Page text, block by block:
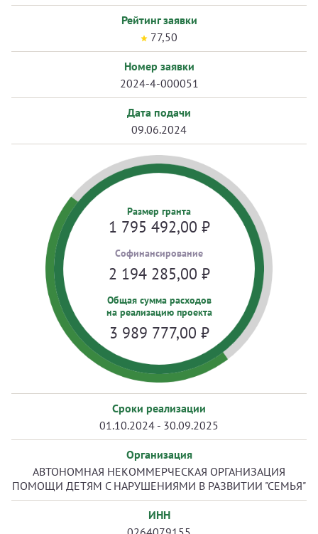
Рейтинг заявки
77,50
Номер заявки
2024-4-000051
Дата подачи
09.06.2024
Размер гранта
1 795 492,00 ₽
Cофинансирование
2 194 285,00 ₽
Общая сумма расходов
на реализацию проекта
3 989 777,00 ₽
Сроки реализации
01.10.2024 - 30.09.2025
Организация
АВТОНОМНАЯ НЕКОММЕРЧЕСКАЯ ОРГАНИЗАЦИЯ
ПОМОЩИ ДЕТЯМ С НАРУШЕНИЯМИ В РАЗВИТИИ "СЕМЬЯ"
ИНН